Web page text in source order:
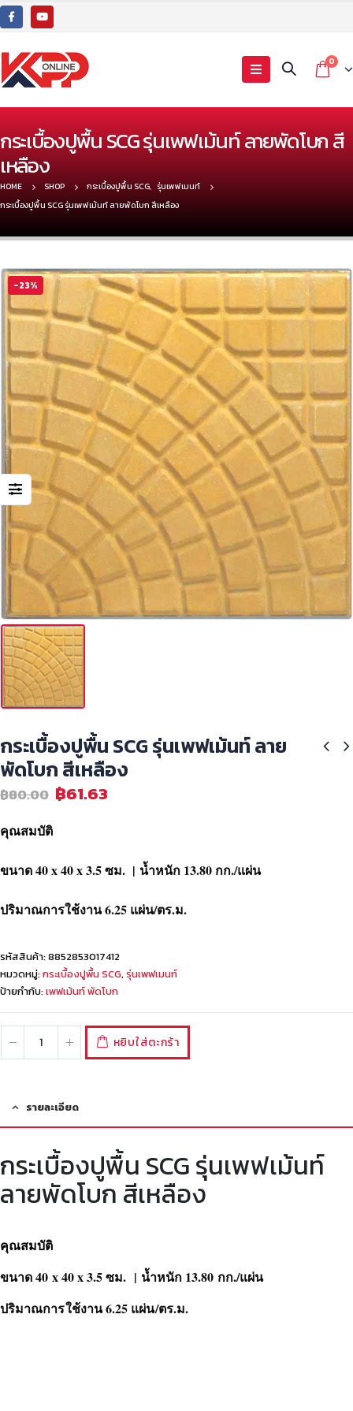
0
กระเบื้องปูพื้น SCG รุ่นเพฟเม้นท์ ลายพัดโบก สี
เหลือง
HOME SHOP กระเบื้องปูพื้น SCG, รุ่นเพฟเมนท์
กระเบื้องปูพื้น SCG รุ่นเพฟเม้นท์ ลายพัดโบก สีเหลือง
-23%
กระเบื้องปูพื้น SCG รุ่นเพฟเม้นท์ ลาย
พัดโบก สีเหลือง
฿80.00 ฿61.63
คุณสมบัติ
ขนาด 40 x 40 x 3.5 ซม. | น้ำหนัก 13.80 กก./แผ่น
ปริมาณการใช้งาน 6.25 แผ่น/ตร.ม.
รหัสสินค้า:8852853017412
หมวดหมู่:กระเบื้องปูพื้น SCG, รุ่นเพฟเมนท์
ป้ายกำกับ:เพฟเม้นท์ พัดโบก
หยิบใส่ตะกร้า
รายละเอียด
กระเบื้องปูพื้น SCG รุ่นเพฟเม้นท์
ลายพัดโบก สีเหลือง
คุณสมบัติ
ขนาด 40 x 40 x 3.5 ซม. | น้ำหนัก 13.80 กก./แผ่น
ปริมาณการใช้งาน 6.25 แผ่น/ตร.ม.